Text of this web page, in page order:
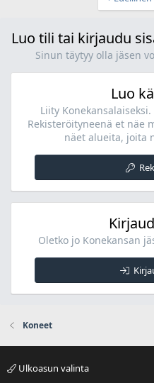
Luo tili tai kirjaudu
Sinun täytyy olla jäsen
Luo
Liity
Rekisteröityneenä et näe
näet alueita, joita
Oletko jo Konekansan
Koneet
Ulkoasun valinta